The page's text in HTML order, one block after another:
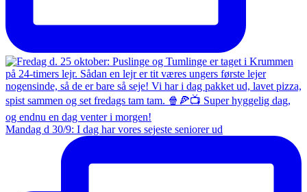
Mandag d 30/9: I dag har vores sejeste seniorer ud